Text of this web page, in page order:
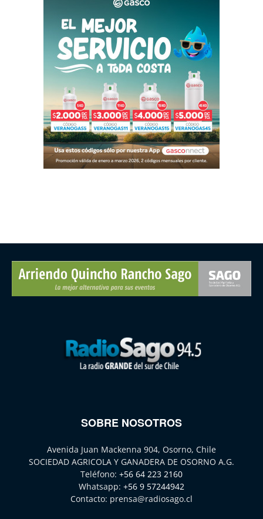
SOBRE NOSOTROS
Avenida Juan Mackenna 904, Osorno, Chile
SOCIEDAD AGRICOLA Y GANADERA DE OSORNO A.G.
Teléfono: +56 64 223 2160
Whatsapp: +56 9 57244942
Contacto: prensa@radiosago.cl